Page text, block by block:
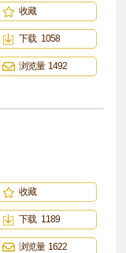
收藏
下载 1058
浏览量 1492
收藏
下载 1189
浏览量 1622